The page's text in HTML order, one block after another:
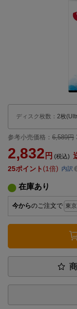
ディスク枚数 ： 2枚
参考小売価格： 6,589円
2,832 円 (税込)
25ポイント 1倍 内訳
在庫あり
今からのご注文で